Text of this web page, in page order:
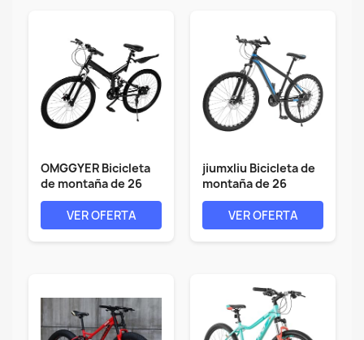
OMGGYER Bicicleta
de montaña de 26
pulgadas, 21...
VER OFERTA
jiumxliu Bicicleta de
montaña de 26
pulgadas,...
VER OFERTA